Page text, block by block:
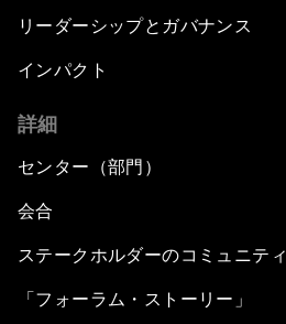
リーダーシップとガバナンス
インパクト
詳細
センター（部門）
会合
ステークホルダーのコミュニティ
「フォーラム・ストーリー」